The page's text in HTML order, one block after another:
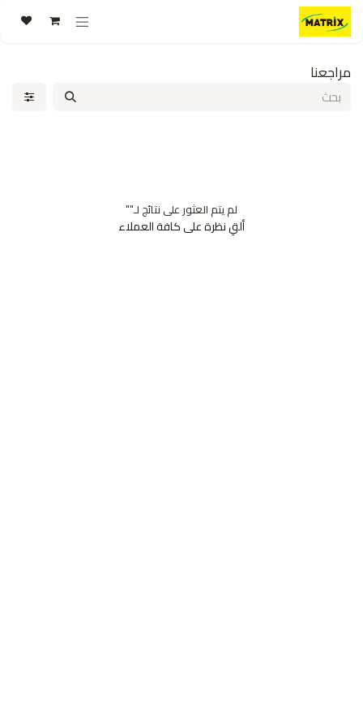
تخطي للذهاب إلى المحتوى
مراجعنا
لم يتم العثور على نتائج لـ""
ألقِ نظرة على كافة العملاء